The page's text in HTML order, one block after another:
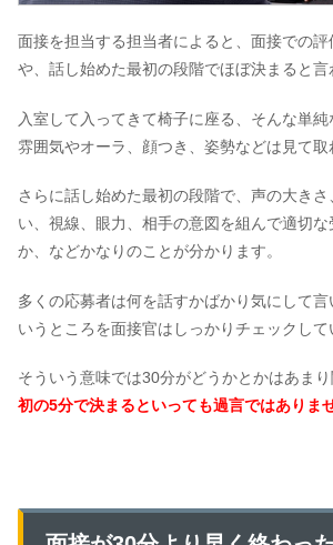
面接を担当する担当者によると、面接での評
や、話し始めた最初の段階でほぼ決まると言
入室して入ってきて椅子に座る、そんな単
雰囲気やオーラ、顔つき、姿勢などは見て取
さらに話し始めた最初の段階で、声の大き
い、視線、眼力、相手の意図を組んで適切な
か、などかなりのことが分かります。
多くの応募者は何を話すかばかり気にして言
いうところを面接官はしっかりチェックして
そういう意味では30分がどうかとかはあまり
初の5分で決まるといっても過言ではありませ